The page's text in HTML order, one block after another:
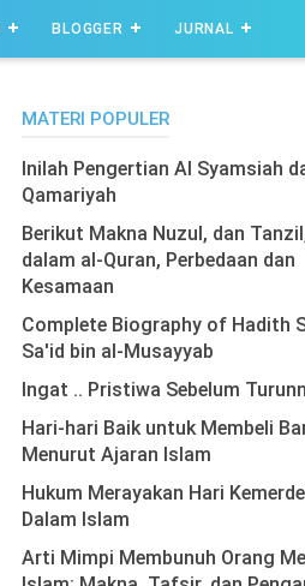
BLOGGER JURNAL
MATERI POPULER
Inilah Pengertian Al Syamsiah
Qamariyah
Berikut Makna Nuzul, dan
dalam al-Quran, Perbedaan dan
Kesamaan
Complete Biography of Hadith
Sa'id bin al-Musayyab
Ingat .. Pristiwa Sebelum
Hari-hari Baik untuk Membeli
Menurut Ajaran Islam
Hukum Merayakan Hari
Dalam Islam
Arti Mimpi Membunuh Orang